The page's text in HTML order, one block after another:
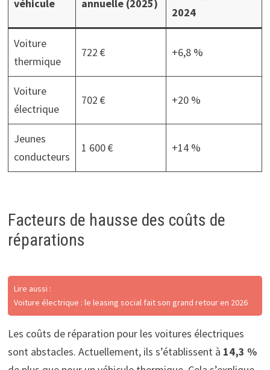
véhicule
annuelle (2025)
2024
Voiture
thermique
722 € +6,8 %
Voiture
électrique
702 € +20 %
Jeunes
conducteurs
1 600 € +14 %
Facteurs de hausse des coûts de
réparations
Lire aussi :
Voiture électrique : le leasing social fait son grand retour en 2026
Les coûts de réparation pour les voitures électriques
sont abstacles. Actuellement, ils s’établissent à 14,3 %